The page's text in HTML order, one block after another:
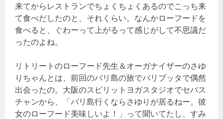
来てからレストランでちょくちょくあるのでこっち来
て食べだしたのと、それくらい。なんかローフードを
食べると、ぐわーって上がるって感じがして不思議だ
ったのよね。
リトリートのローフード先生＆オーガナイザーのさゆ
りちゃんとは、前回のバリ島の旅でバリブッタで偶然
出会ったの。大阪のスピリットヨガスタジオでセバス
チャンから、「バリ島行くならさゆりが居るねー。彼
女のローフード美味しいよ！」って聞いてたし、すみ